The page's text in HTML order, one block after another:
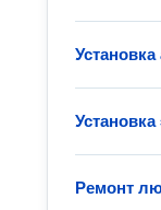
Установка
Ремонт